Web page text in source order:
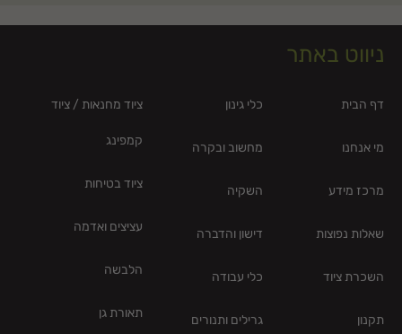
ניווט באתר
דף הבית
מי אנחנו
מרכז מידע
שאלות נפוצות
השכרת ציוד
תקנון
כלי גינון
מחשוב ובקרה
השקיה
דישון והדברה
כלי עבודה
גרילים ותנורים
ציוד מחנאות / ציוד
קמפינג
ציוד בטיחות
עציצים ואדמה
הלבשה
תאורת גן